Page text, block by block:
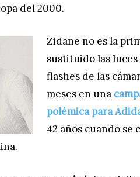
del 2000.
Zidane no es la
sustituido las
flashes de las
meses en una
polémica para
42 años cuando